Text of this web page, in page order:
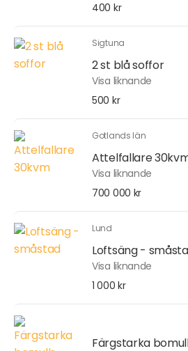
400 kr
Sigtuna
2 st blå soffor
Visa liknande
500 kr
Gotlands län
Attelfallare
Visa liknande
700 000 kr
Lund
Loftsäng -
Visa liknande
1 000 kr
Färgstarka